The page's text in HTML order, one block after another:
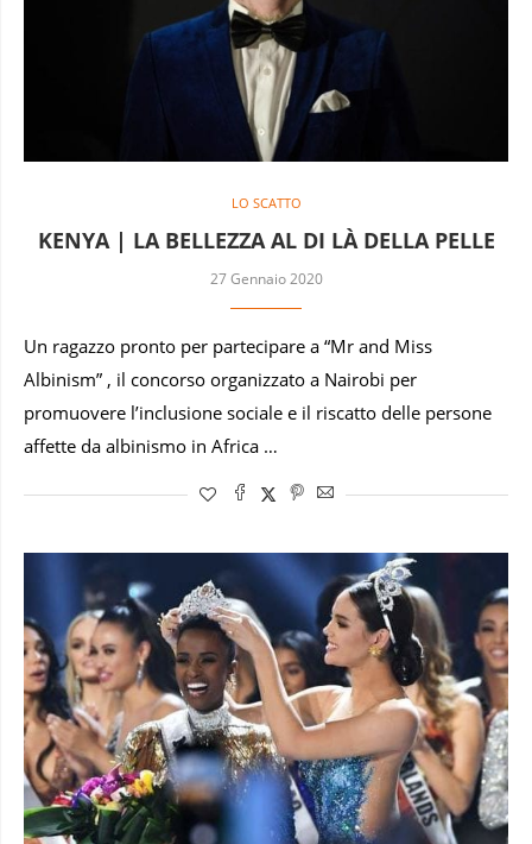
LO SCATTO
KENYA | LA BELLEZZA AL DI LÀ DELLA PELLE
27 Gennaio 2020
Un ragazzo pronto per partecipare a “Mr and Miss
Albinism” , il concorso organizzato a Nairobi per
promuovere l’inclusione sociale e il riscatto delle persone
affette da albinismo in Africa …